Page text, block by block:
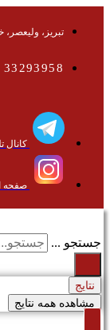
تبریز،
33293958 – 33298421 – ( 041)
کانال
صفحه
جستجو ...
نتایج
مشاهده همه نتایج